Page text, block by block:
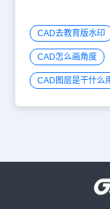
CAD去教育版水印
CAD怎么画角度
CAD图层是干什么